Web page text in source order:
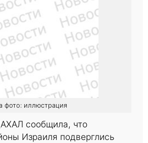
фото: иллюстрация
сообщила, что
Израиля подверглись